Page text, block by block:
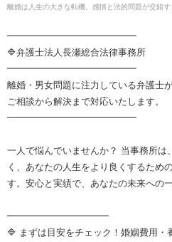
離婚は人生の大きな転機。感情と法的問題が交錯
━━━━━━━━━━━━━━
🔷弁護士法人長瀬総合法律事務所
━━━━━━━━━━━━━━
離婚・男女問題に注力している弁護士
ご相談から解決まで対応いたします。
━━━━━━━━━━━━━━
一人で悩んでいませんか？ 当事務所は
く、あなたの人生をより良くするため
す。安心と実績で、あなたの未来への
━━━━━━━━━━━
🔷 まずは目安をチェック！婚姻費用・